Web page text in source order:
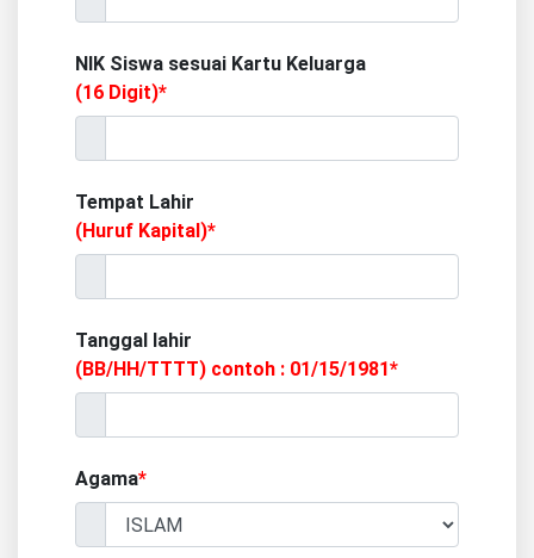
NIK Siswa sesuai Kartu Keluarga
(16 Digit)*
Tempat Lahir
(Huruf Kapital)*
Tanggal lahir
(BB/HH/TTTT) contoh : 01/15/1981*
Agama*